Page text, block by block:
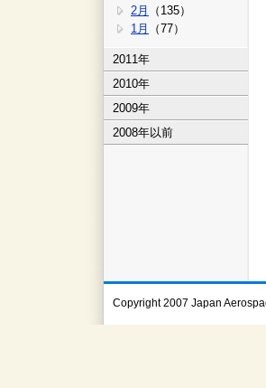
2月
（135）
1月
（77）
2011年
2010年
2009年
2008年以前
Copyright 2007 Japan